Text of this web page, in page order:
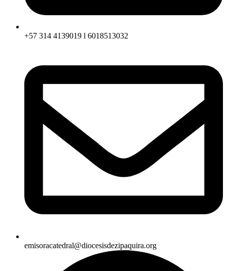
+57 314 4139019 l 6018513032
emisoracatedral@diocesisdezipaquira.org